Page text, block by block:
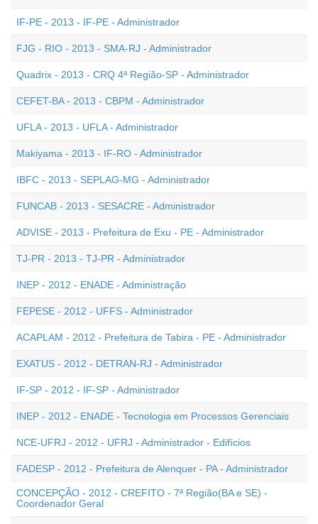
IF-PE - 2013 - IF-PE - Administrador
FJG - RIO - 2013 - SMA-RJ - Administrador
Quadrix - 2013 - CRQ 4ª Região-SP - Administrador
CEFET-BA - 2013 - CBPM - Administrador
UFLA - 2013 - UFLA - Administrador
Makiyama - 2013 - IF-RO - Administrador
IBFC - 2013 - SEPLAG-MG - Administrador
FUNCAB - 2013 - SESACRE - Administrador
ADVISE - 2013 - Prefeitura de Exu - PE - Administrador
TJ-PR - 2013 - TJ-PR - Administrador
INEP - 2012 - ENADE - Administração
FEPESE - 2012 - UFFS - Administrador
ACAPLAM - 2012 - Prefeitura de Tabira - PE - Administrador
EXATUS - 2012 - DETRAN-RJ - Administrador
IF-SP - 2012 - IF-SP - Administrador
INEP - 2012 - ENADE - Tecnologia em Processos Gerenciais
NCE-UFRJ - 2012 - UFRJ - Administrador - Edifícios
FADESP - 2012 - Prefeitura de Alenquer - PA - Administrador
CONCEPÇÃO - 2012 - CREFITO - 7ª Região(BA e SE) -
Coordenador Geral